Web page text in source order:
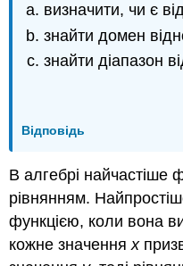
визначити, чи є
знайти домен
знайти діапазон
Відповідь
В алгебрі найчастіше
рівнянням.
функцією, коли вона
кожне значенняx